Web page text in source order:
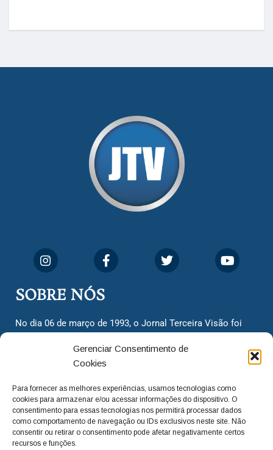
Gerenciar Consentimento de
Cookies
Para fornecer as melhores experiências, usamos tecnologias como
cookies para armazenar e/ou acessar informações do dispositivo. O
consentimento para essas tecnologias nos permitirá processar dados
como comportamento de navegação ou IDs exclusivos neste site. Não
consentir ou retirar o consentimento pode afetar negativamente certos
recursos e funções.
SOBRE NÓS
No dia 06 de março de 1993, o Jornal Terceira Visão foi
cidadãos valinhenses, já que naquela época só existiam
dois jornais. Há mais de 30 anos, o jornal continua
com o foco de trazer as melhores notícias. Nunca
deixamos de lado as necessidades do cidadão, sempre
questionando os órgãos públicos em busca de melhorias
para a cidade e sempre cobrando resoluções para casos